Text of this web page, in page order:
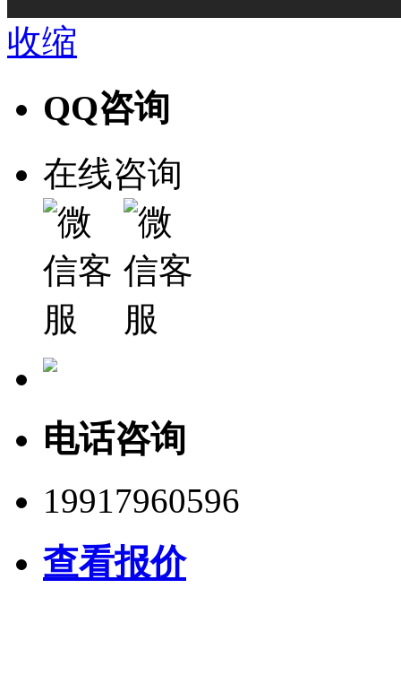
收缩
QQ咨询
在线咨询
电话咨询
19917960596
查看报价